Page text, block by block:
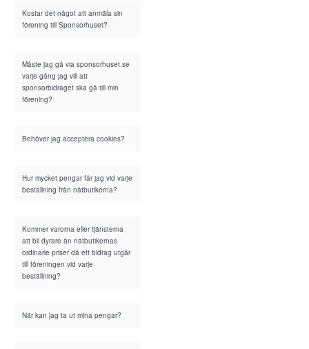
Kostar det något att anmäla sin
förening till Sponsorhuset?
Måste jag gå via sponsorhuset.se
varje gång jag vill att
sponsorbidraget ska gå till min
förening?
Behöver jag acceptera cookies?
Hur mycket pengar får jag vid varje
beställning från nätbutikerna?
Kommer varorna eller tjänsterna
att bli dyrare än nätbutikernas
ordinarie priser då ett bidrag utgår
till föreningen vid varje
beställning?
När kan jag ta ut mina pengar?